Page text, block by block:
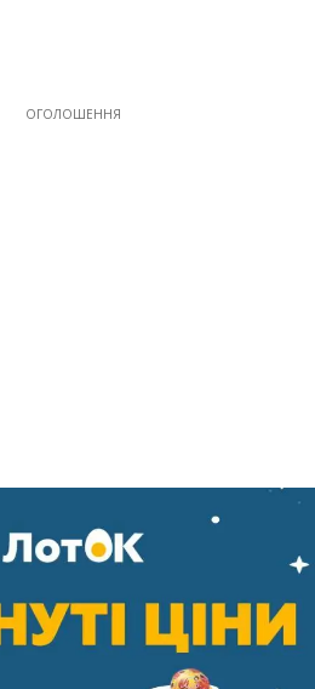
ОГОЛОШЕННЯ